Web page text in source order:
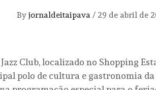
By jornaldeitaipava / 29 de abril de
Club, localizado no Shopping
polo de cultura e gastronomia da